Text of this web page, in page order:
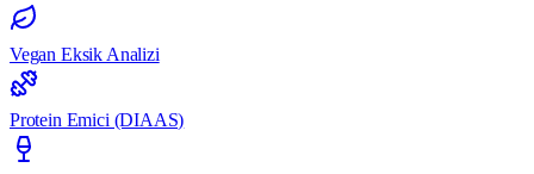
Vegan Eksik Analizi
Protein Emici (DIAAS)